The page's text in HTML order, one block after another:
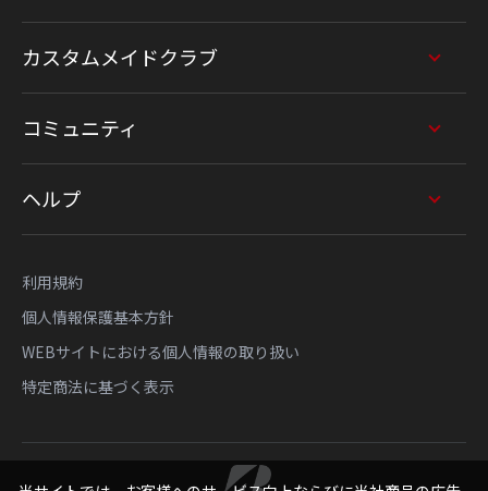
カスタムメイドクラブ
コミュニティ
ヘルプ
利用規約
個人情報保護基本方針
WEBサイトにおける個人情報の取り扱い
特定商法に基づく表示